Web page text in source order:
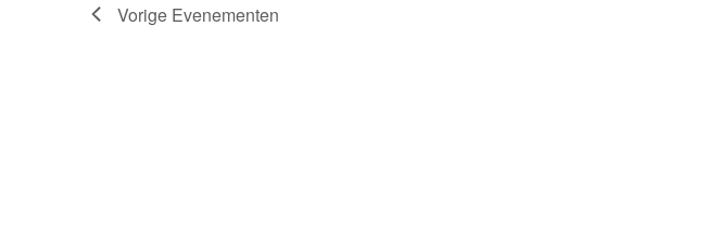
Vorige Evenementen